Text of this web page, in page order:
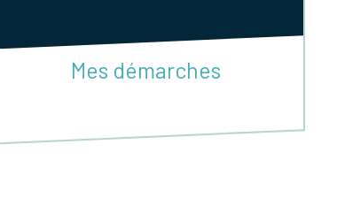
Mes démarches